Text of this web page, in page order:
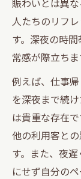
人たちのリフ
す。深夜の時
常感が際立ちま
例えば、仕事
を深夜まで続
は貴重な存在
他の利用客と
す。また、夜
にせず自分の